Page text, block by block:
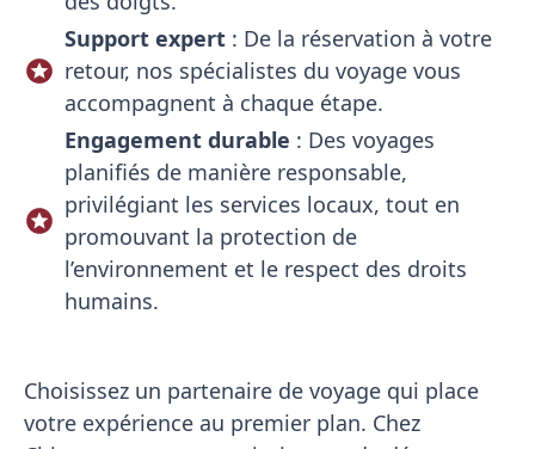
Support expert: De la réservation à votre
retour, nos spécialistes du voyage vous
accompagnent à chaque étape.
Engagement durable : Des voyages
planifiés de manière responsable,
privilégiant les services locaux, tout en
promouvant la protection de
l’environnement et le respect des droits
humains.
Choisissez un partenaire de voyage qui place
votre expérience au premier plan. Chez